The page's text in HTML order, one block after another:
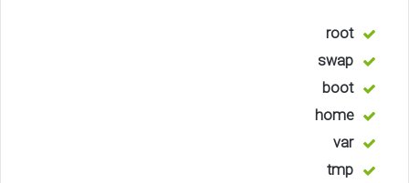
root
swap
boot
home
var
tmp